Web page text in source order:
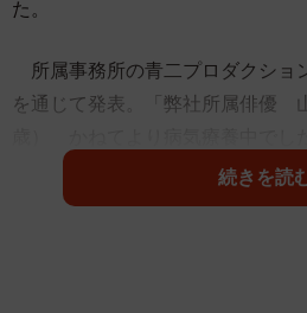
た。
所属事務所の青二プロダクショ
を通じて発表。「弊社所属俳優
月18日永眠いたしました ここに
深謝し謹んでご通知申し上げます
続きを読